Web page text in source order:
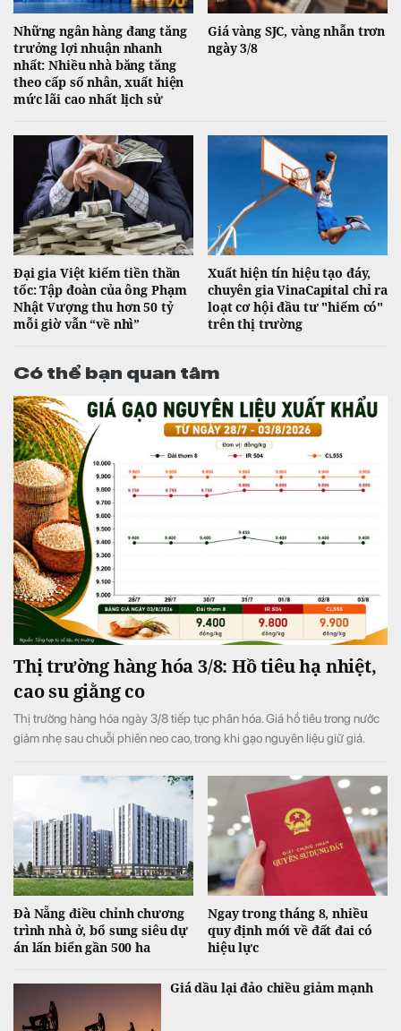
Những ngân hàng đang tăng
trưởng lợi nhuận nhanh
nhất: Nhiều nhà băng tăng
theo cấp số nhân, xuất hiện
mức lãi cao nhất lịch sử
Giá vàng SJC, vàng nhẫn trơn
ngày 3/8
Đại gia Việt kiếm tiền thần
tốc: Tập đoàn của ông Phạm
Nhật Vượng thu hơn 50 tỷ
mỗi giờ vẫn “về nhì”
Xuất hiện tín hiệu tạo đáy,
chuyên gia VinaCapital chỉ ra
loạt cơ hội đầu tư "hiếm có"
trên thị trường
Có thể bạn quan tâm
Thị trường hàng hóa 3/8: Hồ tiêu hạ nhiệt,
cao su giằng co
Thị trường hàng hóa ngày 3/8 tiếp tục phân hóa. Giá hồ tiêu trong nước
giảm nhẹ sau chuỗi phiên neo cao, trong khi gạo nguyên liệu giữ giá.
Đà Nẵng điều chỉnh chương
trình nhà ở, bổ sung siêu dự
án lấn biển gần 500 ha
Ngay trong tháng 8, nhiều
quy định mới về đất đai có
hiệu lực
Giá dầu lại đảo chiều giảm mạnh